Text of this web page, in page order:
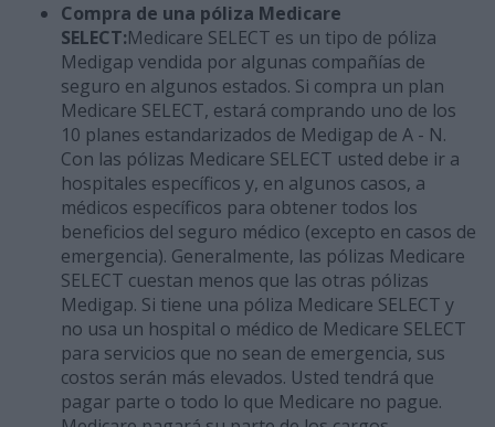
Compra de una póliza Medicare
SELECT:Medicare SELECT es un tipo de póliza
Medigap vendida por algunas compañías de
seguro en algunos estados. Si compra un plan
Medicare SELECT, estará comprando uno de los
10 planes estandarizados de Medigap de A - N.
Con las pólizas Medicare SELECT usted debe ir a
hospitales específicos y, en algunos casos, a
médicos específicos para obtener todos los
beneficios del seguro médico (excepto en casos de
emergencia). Generalmente, las pólizas Medicare
SELECT cuestan menos que las otras pólizas
Medigap. Si tiene una póliza Medicare SELECT y
no usa un hospital o médico de Medicare SELECT
para servicios que no sean de emergencia, sus
costos serán más elevados. Usted tendrá que
pagar parte o todo lo que Medicare no pague.